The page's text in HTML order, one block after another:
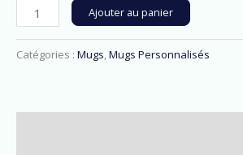
Ajouter au panier Alternative:
Catégories : Mugs,Mugs Personnalisés